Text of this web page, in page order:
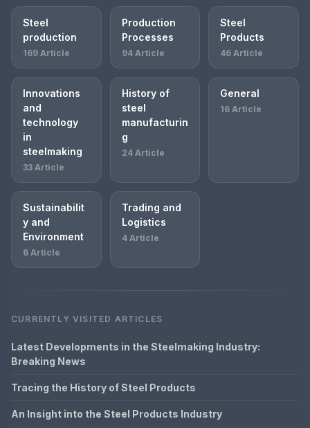
Steel
production
169 Article
Production
Processes
94 Article
Steel
Products
46 Article
Innovations
and
technology
in
steelmaking
33 Article
History of
steel
manufacturin
g
24 Article
General
16 Article
Sustainabilit
y and
Environment
6 Article
Trading and
Logistics
4 Article
CURRENTLY VISITED ARTICLES
Latest Developments in the Steelmaking Industry:
Breaking News
Tracing the History of Steel Products
An Insight into the Steel Products Industry